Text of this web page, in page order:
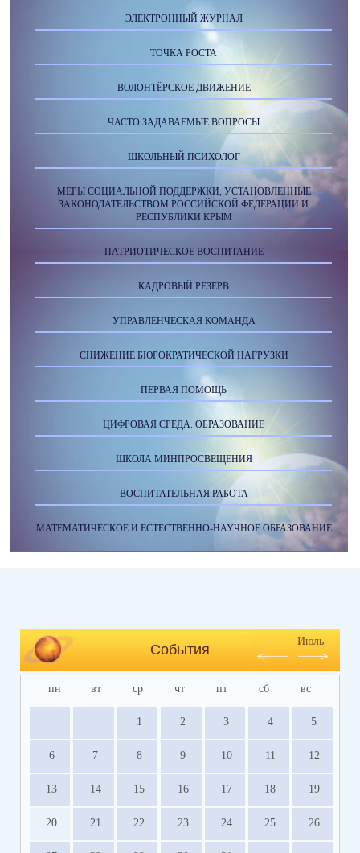
ЭЛЕКТРОННЫЙ ЖУРНАЛ
ТОЧКА РОСТА
ВОЛОНТЁРСКОЕ ДВИЖЕНИЕ
ЧАСТО ЗАДАВАЕМЫЕ ВОПРОСЫ
ШКОЛЬНЫЙ ПСИХОЛОГ
МЕРЫ СОЦИАЛЬНОЙ ПОДДЕРЖКИ, УСТАНОВЛЕННЫЕ
ЗАКОНОДАТЕЛЬСТВОМ РОССИЙСКОЙ ФЕДЕРАЦИИ И
РЕСПУБЛИКИ КРЫМ
ПАТРИОТИЧЕСКОЕ ВОСПИТАНИЕ
КАДРОВЫЙ РЕЗЕРВ
УПРАВЛЕНЧЕСКАЯ КОМАНДА
СНИЖЕНИЕ БЮРОКРАТИЧЕСКОЙ НАГРУЗКИ
ПЕРВАЯ ПОМОЩЬ
ЦИФРОВАЯ СРЕДА. ОБРАЗОВАНИЕ
ШКОЛА МИНПРОСВЕЩЕНИЯ
ВОСПИТАТЕЛЬНАЯ РАБОТА
МАТЕМАТИЧЕСКОЕ И ЕСТЕСТВЕННО-НАУЧНОЕ ОБРАЗОВАНИЕ
События
Июль
пн вт ср чт пт сб вс
1 2 3 4 5
6 7 8 9 10 11 12
13 14 15 16 17 18 19
20 21 22 23 24 25 26